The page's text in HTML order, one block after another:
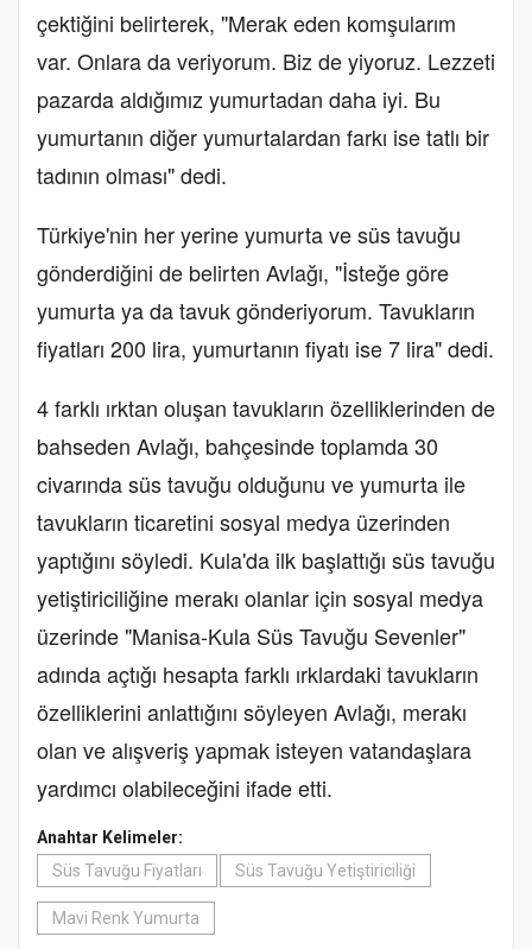
çektiğini belirterek, "Merak eden komşularım
var. Onlara da veriyorum. Biz de yiyoruz. Lezzeti
pazarda aldığımız yumurtadan daha iyi. Bu
yumurtanın diğer yumurtalardan farkı ise tatlı bir
tadının olması" dedi.
Türkiye'nin her yerine yumurta ve süs tavuğu
gönderdiğini de belirten Avlağı, "İsteğe göre
yumurta ya da tavuk gönderiyorum. Tavukların
fiyatları 200 lira, yumurtanın fiyatı ise 7 lira" dedi.
4 farklı ırktan oluşan tavukların özelliklerinden de
bahseden Avlağı, bahçesinde toplamda 30
civarında süs tavuğu olduğunu ve yumurta ile
tavukların ticaretini sosyal medya üzerinden
yaptığını söyledi. Kula'da ilk başlattığı süs tavuğu
yetiştiriciliğine merakı olanlar için sosyal medya
üzerinde "Manisa-Kula Süs Tavuğu Sevenler"
adında açtığı hesapta farklı ırklardaki tavukların
özelliklerini anlattığını söyleyen Avlağı, merakı
olan ve alışveriş yapmak isteyen vatandaşlara
yardımcı olabileceğini ifade etti.
Anahtar Kelimeler:
Süs Tavuğu Fiyatları
Süs Tavuğu Yetiştiriciliği
Mavi Renk Yumurta